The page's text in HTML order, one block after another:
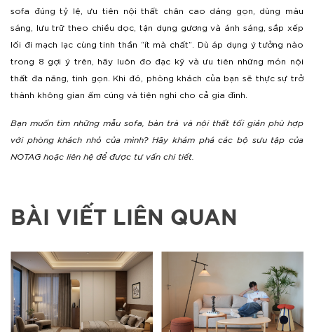
sofa đúng tỷ lệ, ưu tiên nội thất chân cao dáng gọn, dùng màu
sáng, lưu trữ theo chiều dọc, tận dụng gương và ánh sáng, sắp xếp
lối đi mạch lạc cùng tinh thần “ít mà chất”. Dù áp dụng ý tưởng nào
trong 8 gợi ý trên, hãy luôn đo đạc kỹ và ưu tiên những món nội
thất đa năng, tinh gọn. Khi đó, phòng khách của bạn sẽ thực sự trở
thành không gian ấm cúng và tiện nghi cho cả gia đình.
Bạn muốn tìm những mẫu sofa, bàn trà và nội thất tối giản phù hợp
với phòng khách nhỏ của mình? Hãy khám phá các bộ sưu tập của
NOTAG hoặc liên hệ để được tư vấn chi tiết.
BÀI VIẾT LIÊN QUAN